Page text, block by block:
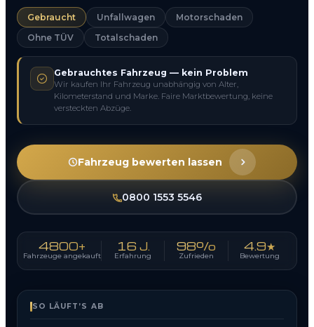
0800 1553 5546
Kostenlos anfragen
Gebraucht Unfallwagen
Motorschaden
Ohne TÜV
Totalschaden
Gebrauchtes Fahrzeug — kein Problem
Wir kaufen Ihr Fahrzeug unabhängig von Alter,
Kilometerstand und Marke. Faire Marktbewertung, keine
versteckten Abzüge.
Fahrzeug bewerten lassen
0800 1553 5546
4800+
Fahrzeuge angekauft
16 J.
Erfahrung
98%
Zufrieden
4.9★
Bewertung
SO LÄUFT’S AB